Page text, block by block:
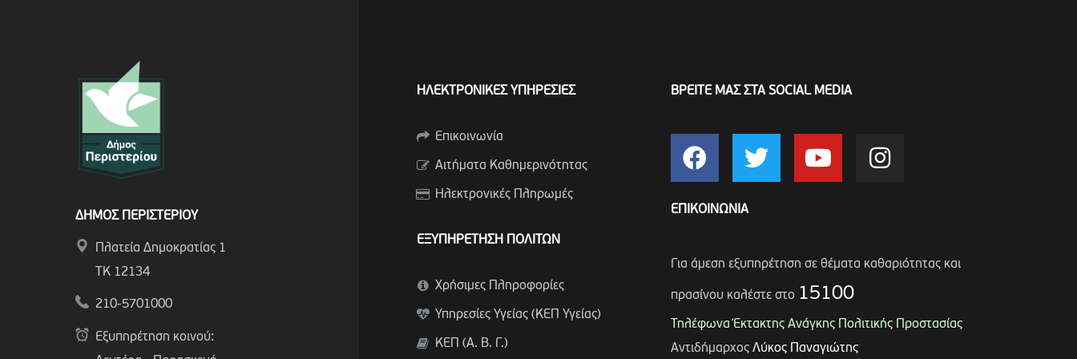
ΔΗΜΟΣ ΠΕΡΙΣΤΕΡΙΟΥ
Πλατεία Δημοκρατίας 1
ΤΚ 12134
210-5701000
Εξυπηρέτηση κοινού:
ΗΛΕΚΤΡΟΝΙΚΕΣ ΥΠΗΡΕΣΙΕΣ
Επικοινωνία
Αιτήματα Καθημερινότητας
Ηλεκτρονικές Πληρωμές
ΕΞΥΠΗΡΕΤΗΣΗ ΠΟΛΙΤΩΝ
Χρήσιμες Πληροφορίες
Υπηρεσίες Υγείας (ΚΕΠ Υγείας)
ΚΕΠ (Α. Β. Γ.)
ΒΡΕΙΤΕ ΜΑΣ ΣΤΑ SOCIAL MEDIA
ΕΠΙΚΟΙΝΩΝΙΑ
Για άμεση εξυπηρέτηση σε θέματα καθαριότητας και
πρασίνου καλέστε στο 15100
Τηλέφωνα Έκτακτης Ανάγκης Πολιτικής Προστασίας
Αντιδήμαρχος Λύκος Παναγιώτης